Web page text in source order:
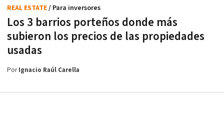
Los 3 barrios porteños donde más
subieron los precios de las propiedades
usadas
REAL ESTATE/ Para inversores
PorIgnacio Raúl Carella